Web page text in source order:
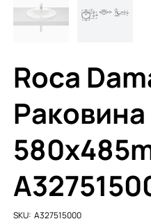
Roca
SKU:
SKU
A327515000